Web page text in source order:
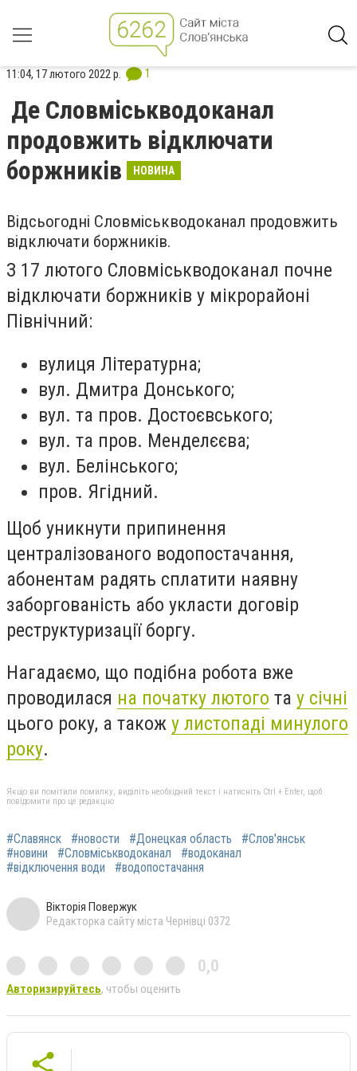
11:04, 17 лютого 2022 р. 1
Де Словміськводоканал
продовжить відключати
боржників
НОВИНА
Відсьогодні Словміськводоканал продовжить
відключати боржників.
З 17 лютого Словміськводоканал почне
відключати боржників у мікрорайоні
Північний:
вулиця Літературна;
вул. Дмитра Донського;
вул. та пров. Достоєвського;
вул. та пров. Менделєєва;
вул. Белінського;
пров. Ягідний.
Щоб уникнути припинення
централізованого водопостачання,
абонентам радять сплатити наявну
заборгованість або укласти договір
реструктуризації боргу.
Нагадаємо, що подібна робота вже
проводилася на початку лютого та у січні
цього року, а також у листопаді минулого
року.
Якщо ви помітили помилку, виділіть необхідний текст і натисніть Ctrl + Enter, щоб
повідомити про це редакцію
#Славянск #новости #Донецкая область
#Слов'янськ
#новини
#Словміськводоканал
#водоканал
#відключення води
#водопостачання
Вікторія Повержук
Редакторка сайту міста Чернівці 0372
0,0
Авторизируйтесь, чтобы оценить